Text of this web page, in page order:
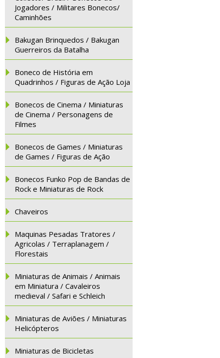
Jogadores / Militares Bonecos/
Caminhões
Bakugan Brinquedos / Bakugan
Guerreiros da Batalha
Boneco de História em
Quadrinhos / Figuras de Ação Loja
Bonecos de Cinema / Miniaturas
de Cinema / Personagens de
Filmes
Bonecos de Games / Miniaturas
de Games / Figuras de Ação
Bonecos Funko Pop de Bandas de
Rock e Miniaturas de Rock
Chaveiros
Maquinas Pesadas Tratores /
Agricolas / Terraplanagem /
Florestais
Miniaturas de Animais / Animais
em Miniatura / Cavaleiros
medieval / Safari e Schleich
Miniaturas de Aviões / Miniaturas
Helicópteros
Miniaturas de Bicicletas